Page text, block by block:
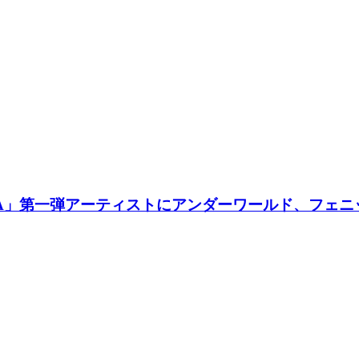
第一弾アーティストにアンダーワールド、フェ